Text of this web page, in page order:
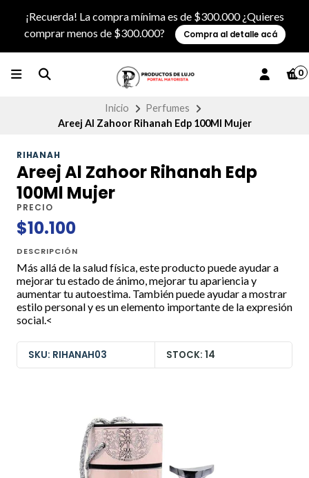
¡Recuerda! La compra mínima es de $300.000 ¿Quieres
comprar menos de $300.000?
Compra al detalle acá
0
Inicio
Perfumes
Areej Al Zahoor Rihanah Edp 100Ml Mujer
RIHANAH
Areej Al Zahoor Rihanah Edp
100Ml Mujer
PRECIO
$10.100
DESCRIPCIÓN
Más allá de la salud física, este producto puede ayudar a
mejorar tu estado de ánimo, mejorar tu apariencia y
aumentar tu autoestima. También puede ayudar a mostrar
estilo personal y es un elemento importante de la expresión
social.<
SKU: RIHANAH03 STOCK: 14